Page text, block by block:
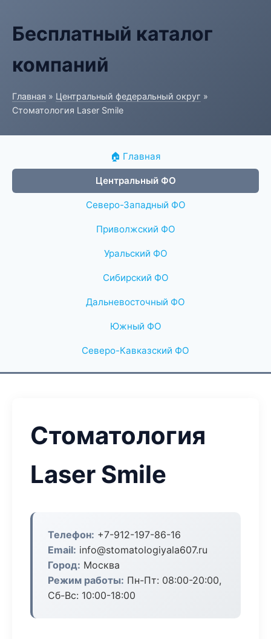
Бесплатный каталог
компаний
Главная » Центральный федеральный округ »
Стоматология Laser Smile
🏠 Главная
Центральный ФО
Северо-Западный ФО
Приволжский ФО
Уральский ФО
Сибирский ФО
Дальневосточный ФО
Южный ФО
Северо-Кавказский ФО
Стоматология
Laser Smile
Телефон: +7-912-197-86-16
Email: info@stomatologiyala607.ru
Город: Москва
Режим работы: Пн-Пт: 08:00-20:00,
Сб-Вс: 10:00-18:00